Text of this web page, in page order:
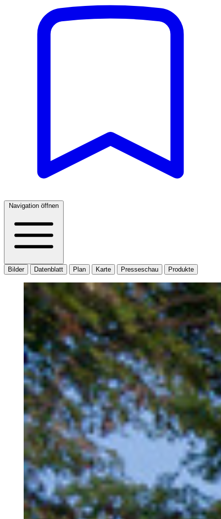
Navigation öffnen
Bilder Datenblatt Plan Karte Presseschau Produkte